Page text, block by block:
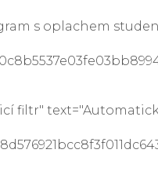
s oplachem
filtr"